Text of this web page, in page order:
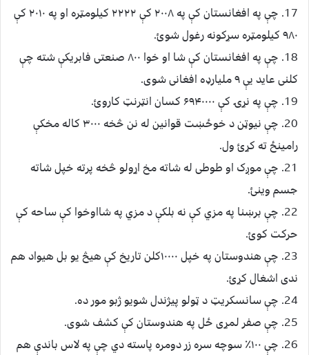
17. چې په افغانستان کې په ۲۰۰۸ کې ۲۲۲۲ کیلومټره او په ۲۰۱۰ کې
۹۸۰ کیلومټره سړکونه رغول شوئ.
18. چې په افغانستان کې شا او خوا ۸۰۰ صنعتی فابریکې شته چې
کلنی عاید یې ۹ ملیارډه افغانی شوی.
19. چې په نړۍ کې ۶۹۴۰۰۰۰ کسان انټرنټ کاروئ.
20. چې نیوټن د خوځښت قوانین له نن څخه ۳۰۰۰ کاله مخکې
رامینځ ته کړئ ول.
21. چې موږک او طوطی له شاته مخ اړولو څخه پرته خپل شاته
جسم وینئ.
22. چې برښنا په مزي کې نه بلکې د مزي په شااوخوا کې ساحه کې
حرکت کوئ.
23. چې هندوستان په خپل ۱۰۰۰۰کلن تاریخ کې هیڅ یو بل هیواد هم
ندی اشغال کړئ.
24. چې سانسکریټ د ټولو پیژندل شویو ژبو مور ده.
25. چې صفر لمړی ځل په هندوستان کې کشف شوی.
26. چې ۱۰۰٪ سوچه سره زر دومره پاسته دي چې په لاس باندې هم